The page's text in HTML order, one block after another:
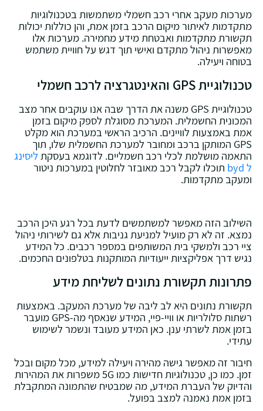
מערכות מעקב אחרי רכב חשמלי משתמשות בטכנולוגיות
מתקדמות לאיתור מיקום הרכב בזמן אמת, והן כוללות יכולות
תקשורת מתקדמות ואבטחת מידע מחמירה. מערכות אלו
מאפשרות ניהול מתקדם ואישי תוך דגש על חוויית משתמש
בטוחה ויעילה.
טכנולוגיית GPS והאינטגרציה לרכב חשמלי
טכנולוגיית GPS משנה את הדרך שבה אנו עוקבים אחר מצב
המכונית החשמלית. המערכת מסוגלת לספק מיקום בזמן
אמת באמצעות לוויינים. הרכיב הראשי במערכת הוא מקלט
GPS המותקן ברכב ומחובר למערכת החשמלית שלו, תוך
התאמה מושלמת לכלי רכב חשמליים. לדוגמא בעסקת ליסינג
ל byd
תוכלו לקבל רכב מאובזר לחלוטין במערכות ניטור
ומעקב מתקדמות.
השילוב הזה מאפשר למשתמשים לדעת בכל רגע היכן הרכב
נמצא. זה לא רק מועיל למניעת גניבות אלא גם לשירותי ניהול
ציי רכב ולמשקי בית המשותפים במספר רכבים. כל המידע
נגיש דרך אפליקציות ייעודיות המותקנות בטלפונים החכמים.
פתרונות תקשורת נתונים לשליחת מידע
תקשורת נתונים היא לב ליבה של מערכת המעקב. באמצעות
רשתות סלולריות או וויי-פיי, המידע שנאסף מה-GPS מועבר
בזמן אמת לשרתי ענן. כאן המידע מעובד ונשמר לשימוש
עתידי.
חיבור זה מאפשר גישה מהירה ויעילה למידע, מכל מקום ובכל
זמן. כמו כן, טכנולוגיות חדישות כמו 5G משפרות את המהירות
והדיוק של העברת המידע, מה שמבטיח שהתמונה המתקבלת
בזמן אמת נאמנה למצב בפועל.